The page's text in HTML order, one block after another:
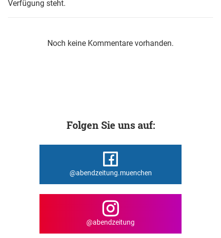
Verfügung steht.
Noch keine Kommentare vorhanden.
Folgen Sie uns auf:
@abendzeitung.muenchen
@abendzeitung